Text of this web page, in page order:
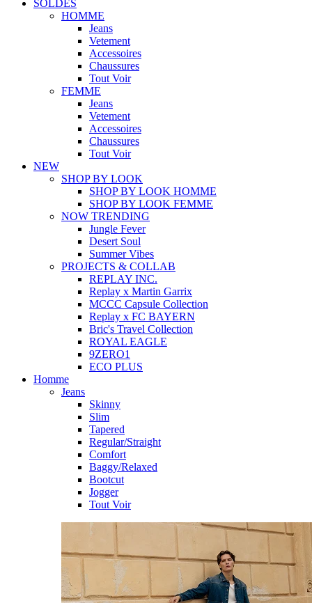
SOLDES
HOMME
Jeans
Vetement
Accessoires
Chaussures
Tout Voir
FEMME
Jeans
Vetement
Accessoires
Chaussures
Tout Voir
NEW
SHOP BY LOOK
SHOP BY LOOK HOMME
SHOP BY LOOK FEMME
NOW TRENDING
Jungle Fever
Desert Soul
Summer Vibes
PROJECTS & COLLAB
REPLAY INC.
Replay x Martin Garrix
MCCC Capsule Collection
Replay x FC BAYERN
Bric's Travel Collection
ROYAL EAGLE
9ZERO1
ECO PLUS
Homme
Jeans
Skinny
Slim
Tapered
Regular/Straight
Comfort
Baggy/Relaxed
Bootcut
Jogger
Tout Voir